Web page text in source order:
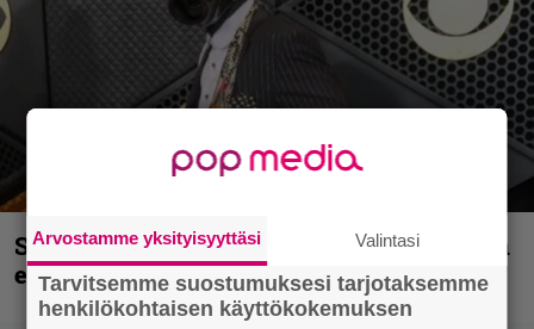
Sid Wilsonin käytös syynä Slipknotista
erottamiseen, raportoi TMZ
Arvostamme yksityisyyttäsi Valintasi
Tarvitsemme suostumuksesi tarjotaksemme
henkilökohtaisen käyttökokemuksen